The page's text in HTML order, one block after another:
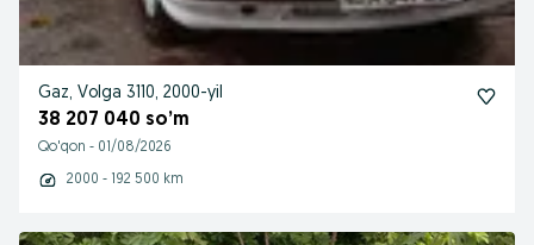
Gaz, Volga 3110, 2000-yil
38 207 040 so’m
Qo'qon - 01/08/2026
2000 - 192 500 km